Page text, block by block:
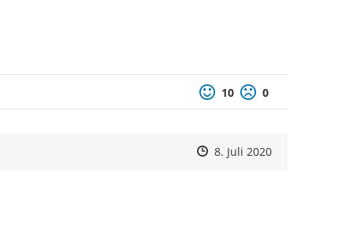
Positive Bewertung
10 Negative
0
Zeitpunkt des Erstellens
Zeitpunkt des Erstellens
8. Juli 2020Zur Äußerung